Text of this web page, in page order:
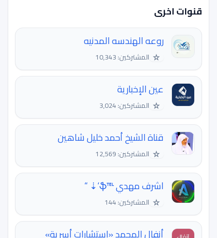
قنوات اخرى
روعه الهندسه المدنيه
☆ المشتركين: 10,343
عين الإخبارية
☆ المشتركين: 3,024
قناة الشيخ أحمد خليل شاهين
☆ المشتركين: 12,569
اشرف مهدي ℡ֆ‘⇣️ “
☆ المشتركين: 144
أنفال المحمد «استشارات أسرية»